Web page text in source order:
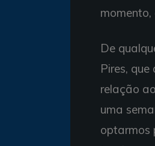
De
Pires,
relação
uma
optarmos